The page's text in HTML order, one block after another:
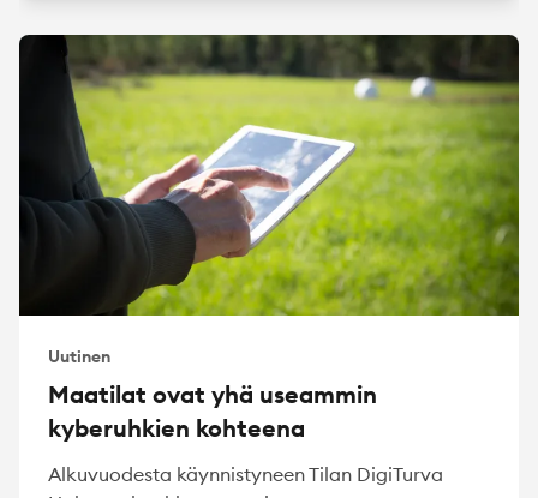
Uutinen
Maatilat ovat yhä useammin
kyberuhkien kohteena
Alkuvuodesta käynnistyneen Tilan DigiTurva